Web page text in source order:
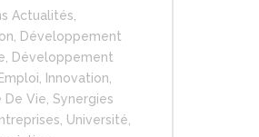
Actualités
Développement
Développement
Innovation
De Vie Synergies
Université